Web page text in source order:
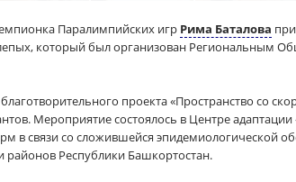
Паралимпийских игр Рима Баталова
который был организован Региональным
проекта «Пространство со
Мероприятие состоялось в Центре
в связи со сложившейся эпидемиологической
районов Республики Башкортостан.